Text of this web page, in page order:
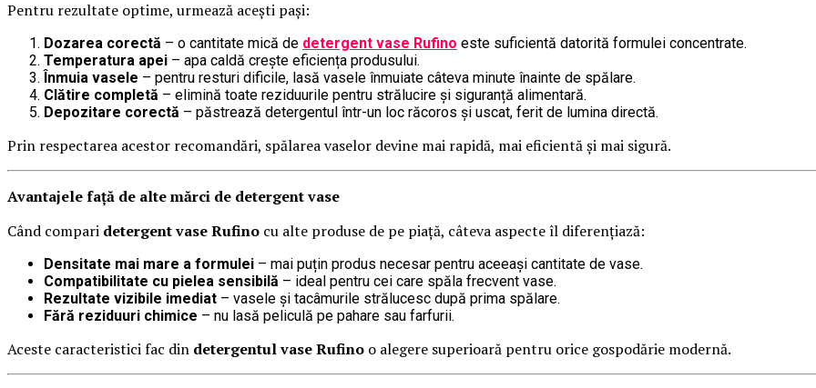
Pentru rezultate optime, urmează acești pași:
Dozarea corectă – o cantitate mică de detergent vase Rufino este suficientă datorită formulei concentrate.
Temperatura apei – apa caldă crește eficiența produsului.
Înmuia vasele – pentru resturi dificile, lasă vasele înmuiate câteva minute înainte de spălare.
Clătire completă – elimină toate reziduurile pentru strălucire și siguranță alimentară.
Depozitare corectă – păstrează detergentul într-un loc răcoros și uscat, ferit de lumina directă.
Prin respectarea acestor recomandări, spălarea vaselor devine mai rapidă, mai eficientă și mai sigură.
Avantajele față de alte mărci de detergent vase
Când compari detergent vase Rufino cu alte produse de pe piață, câteva aspecte îl diferențiază:
Densitate mai mare a formulei – mai puțin produs necesar pentru aceeași cantitate de vase.
Compatibilitate cu pielea sensibilă – ideal pentru cei care spăla frecvent vase.
Rezultate vizibile imediat – vasele și tacâmurile strălucesc după prima spălare.
Fără reziduuri chimice – nu lasă peliculă pe pahare sau farfurii.
Aceste caracteristici fac din detergentul vase Rufino o alegere superioară pentru orice gospodărie modernă.